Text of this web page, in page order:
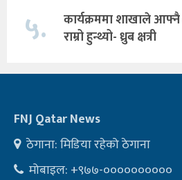
५.
कार्यक्रममा शाखाले
राम्रो हुन्थ्यो- ध्रुब क्षत्री
FNJ Qatar News
ठेगाना: मिडिया रहेको ठेगाना
मोबाइल: +९७७-००००००००००